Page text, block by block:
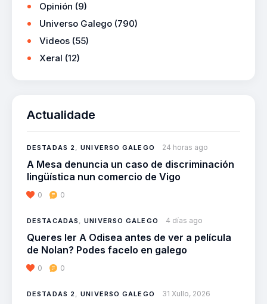
Opinión (9)
Universo Galego (790)
Videos (55)
Xeral (12)
Actualidade
DESTADAS 2,UNIVERSO GALEGO 24 horas ago
A Mesa denuncia un caso de discriminación
lingüística nun comercio de Vigo
0 0
DESTACADAS ,UNIVERSO GALEGO 4 días ago
Queres ler A Odisea antes de ver a película
de Nolan? Podes facelo en galego
0 0
DESTADAS 2,UNIVERSO GALEGO 31 Xullo, 2026